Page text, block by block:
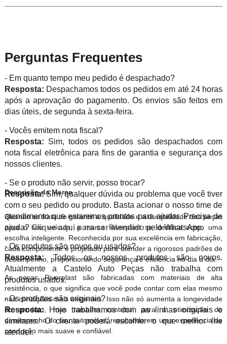
Perguntas Frequentes
- Em quanto tempo meu pedido é despachado?
Resposta: Despachamos todos os pedidos em até 24 horas
após a aprovação do pagamento. Os envios são feitos em
dias úteis, de segunda à sexta-feira.
- Vocês emitem nota fiscal?
Resposta: Sim, todos os pedidos são despachados com
nota fiscal eletrônica para fins de garantia e segurança dos
nossos clientes.
- Se o produto não servir, posso trocar?
Resposta:Sim, qualquer dúvida ou problema que você tiver
com o seu pedido ou produto. Basta acionar o nosso time de
atendimento que estaremos prontos para ajudar. Precisa de
ajuda? Clique aqui para ser atendidopelo WhatsApp.
- Os produtos são novos ou usados?
Resposta:Todos os nossos produtos são novos.
Atualmente a Castelo Auto Peças não trabalha com
produtos usados.
- Os produtos são originais?
Resposta:Hoje trabalhamos com as linhas originais e
similares. O cliente poderá escolher o que melhor lhe
atender.
Descrição da Marca
Quando se trata de garantir a qualidade e a durabilidade das peças
para o seu veículo, a marca Riverplast se destaca como uma
escolha inteligente. Reconhecida por sua excelência em fabricação,
cada componente é projetado para atender a rigorosos padrões de
desempenho, proporcionando segurança e eficiência no dia a dia.
As peças Riverplast são fabricadas com materiais de alta
resistência, o que significa que você pode contar com elas mesmo
nas condições mais exigentes. Isso não só aumenta a longevidade
do produto, mas também contribui para a otimização do
desempenho do seu automóvel, resultando em uma experiência de
condução mais suave e confiável.